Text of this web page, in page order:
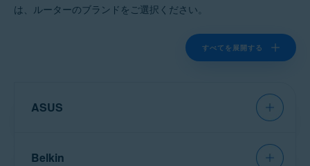
は、ルーターのブランドをご選択ください。
すべてを展開する
ASUS
Belkin